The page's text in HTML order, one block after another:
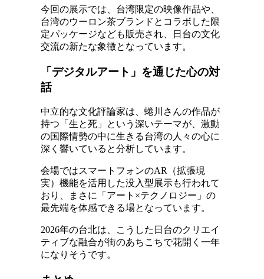
今回の展示では、台湾限定の映像作品や、
台湾のウーロン茶ブランドとコラボした限
定パッケージなども販売され、日台の文化
交流の新たな象徴となっています。
「デジタルアート」を通じた心の対
話
中立的な文化評論家は、蜷川さんの作品が
持つ「生と死」という深いテーマが、激動
の国際情勢の中に生きる台湾の人々の心に
深く響いていると分析しています。
会場ではスマートフォンのAR（拡張現
実）機能を活用した没入型展示も行われて
おり、まさに「アート×テクノロジー」の
最先端を体感できる場となっています。
2026年の台北は、こうした日台のクリエイ
ティブな融合が街のあちこちで花開く一年
になりそうです。